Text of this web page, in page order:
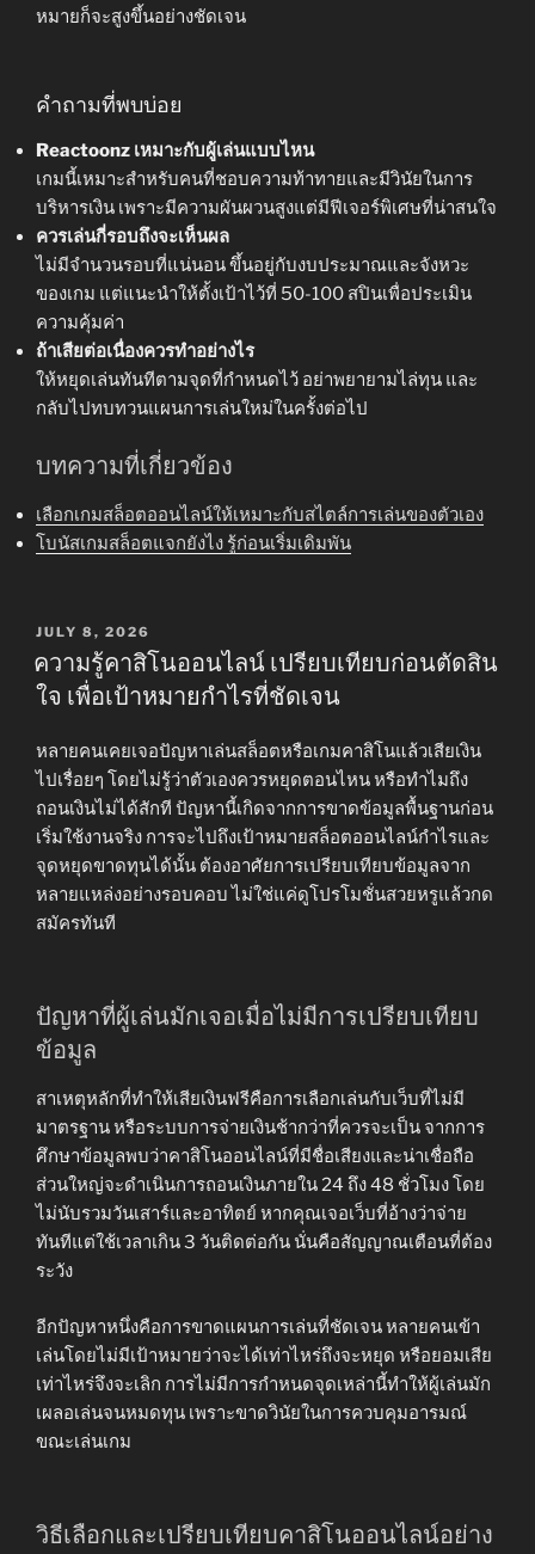
หมายก็จะสูงขึ้นอย่างชัดเจน
คำถามที่พบบ่อย
Reactoonz เหมาะกับผู้เล่นแบบไหน
เกมนี้เหมาะสำหรับคนที่ชอบความท้าทายและมีวินัยในการ
บริหารเงิน เพราะมีความผันผวนสูงแต่มีฟีเจอร์พิเศษที่น่าสนใจ
ควรเล่นกี่รอบถึงจะเห็นผล
ไม่มีจำนวนรอบที่แน่นอน ขึ้นอยู่กับงบประมาณและจังหวะ
ของเกม แต่แนะนำให้ตั้งเป้าไว้ที่ 50-100 สปินเพื่อประเมิน
ความคุ้มค่า
ถ้าเสียต่อเนื่องควรทำอย่างไร
ให้หยุดเล่นทันทีตามจุดที่กำหนดไว้ อย่าพยายามไล่ทุน และ
กลับไปทบทวนแผนการเล่นใหม่ในครั้งต่อไป
บทความที่เกี่ยวข้อง
เลือกเกมสล็อตออนไลน์ให้เหมาะกับสไตล์การเล่นของตัวเอง
โบนัสเกมสล็อตแจกยังไง รู้ก่อนเริ่มเดิมพัน
POSTED
JULY 8, 2026
ความรู้คาสิโนออนไลน์ เปรียบเทียบก่อนตัดสิน
ใจ เพื่อเป้าหมายกำไรที่ชัดเจน
หลายคนเคยเจอปัญหาเล่นสล็อตหรือเกมคาสิโนแล้วเสียเงิน
ไปเรื่อยๆ โดยไม่รู้ว่าตัวเองควรหยุดตอนไหน หรือทำไมถึง
ถอนเงินไม่ได้สักที ปัญหานี้เกิดจากการขาดข้อมูลพื้นฐานก่อน
เริ่มใช้งานจริง การจะไปถึงเป้าหมายสล็อตออนไลน์กำไรและ
จุดหยุดขาดทุนได้นั้น ต้องอาศัยการเปรียบเทียบข้อมูลจาก
หลายแหล่งอย่างรอบคอบ ไม่ใช่แค่ดูโปรโมชั่นสวยหรูแล้วกด
สมัครทันที
ปัญหาที่ผู้เล่นมักเจอเมื่อไม่มีการเปรียบเทียบ
ข้อมูล
สาเหตุหลักที่ทำให้เสียเงินฟรีคือการเลือกเล่นกับเว็บที่ไม่มี
มาตรฐาน หรือระบบการจ่ายเงินช้ากว่าที่ควรจะเป็น จากการ
ศึกษาข้อมูลพบว่าคาสิโนออนไลน์ที่มีชื่อเสียงและน่าเชื่อถือ
ส่วนใหญ่จะดำเนินการถอนเงินภายใน 24 ถึง 48 ชั่วโมง โดย
ไม่นับรวมวันเสาร์และอาทิตย์ หากคุณเจอเว็บที่อ้างว่าจ่าย
ทันทีแต่ใช้เวลาเกิน 3 วันติดต่อกัน นั่นคือสัญญาณเตือนที่ต้อง
ระวัง
อีกปัญหาหนึ่งคือการขาดแผนการเล่นที่ชัดเจน หลายคนเข้า
เล่นโดยไม่มีเป้าหมายว่าจะได้เท่าไหร่ถึงจะหยุด หรือยอมเสีย
เท่าไหร่จึงจะเลิก การไม่มีการกำหนดจุดเหล่านี้ทำให้ผู้เล่นมัก
เผลอเล่นจนหมดทุน เพราะขาดวินัยในการควบคุมอารมณ์
ขณะเล่นเกม
วิธีเลือกและเปรียบเทียบคาสิโนออนไลน์อย่าง